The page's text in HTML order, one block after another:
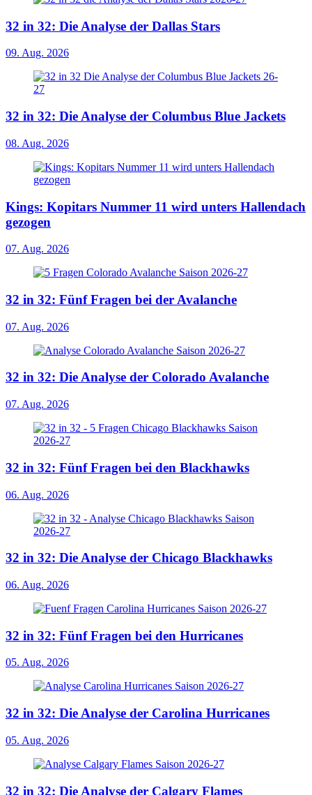
32 in 32: Die Analyse der Dallas Stars
09. Aug. 2026
32 in 32: Die Analyse der Columbus Blue Jackets
08. Aug. 2026
Kings: Kopitars Nummer 11 wird unters Hallendach
gezogen
07. Aug. 2026
32 in 32: Fünf Fragen bei der Avalanche
07. Aug. 2026
32 in 32: Die Analyse der Colorado Avalanche
07. Aug. 2026
32 in 32: Fünf Fragen bei den Blackhawks
06. Aug. 2026
32 in 32: Die Analyse der Chicago Blackhawks
06. Aug. 2026
32 in 32: Fünf Fragen bei den Hurricanes
05. Aug. 2026
32 in 32: Die Analyse der Carolina Hurricanes
05. Aug. 2026
32 in 32: Die Analyse der Calgary Flames